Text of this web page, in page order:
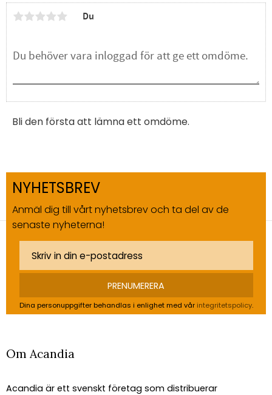
Du
Bli den första att lämna ett omdöme.
NYHETSBREV
Anmäl dig till vårt nyhetsbrev och ta del av de
senaste nyheterna!
PRENUMERERA
Dina personuppgifter behandlas i enlighet med vår integritetspolicy.
Om Acandia
Acandia är ett svenskt företag som distribuerar